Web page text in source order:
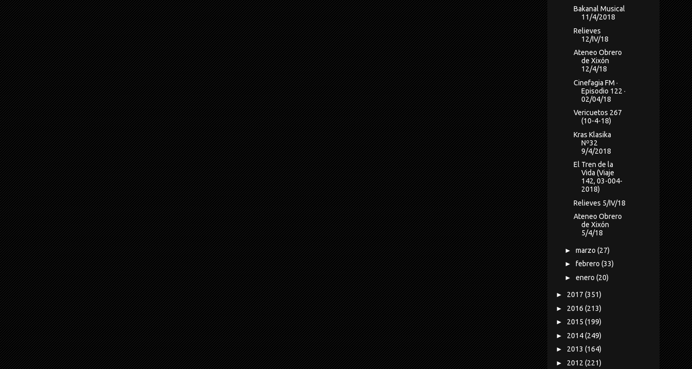
Bakanal Musical
11/4/2018
Relieves
12/IV/18
Ateneo Obrero
de Xixón
12/4/18
Cinefagia FM ·
Episodio 122 ·
02/04/18
Vericuetos 267
(10-4-18)
Kras Klasika
Nº32
9/4/2018
El Tren de la
Vida (Viaje
142, 03-004-
2018)
Relieves 5/IV/18
Ateneo Obrero
de Xixón
5/4/18
► marzo (27)
► febrero (33)
► enero (20)
► 2017 (351)
► 2016 (213)
► 2015 (199)
► 2014(249)
► 2013 (164)
► 2012 (221)